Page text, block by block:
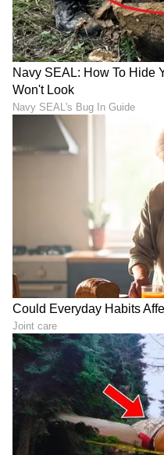
ಮುತುವರ್ಜಿ ತೆಗೆದುಕೊಳ್ಳಿ.
ಅದೃಷ್ಟ ಬಣ್ಣ: ಚಿನ್ನ
ಅದೃಷ್ಟ ಸಂಖ್ಯೆ: 1
13
Image Credit :OTHERS
ಕನ್ಯಾ ರಾಶಿ
ಬಿಡುವಿಲ್ಲದೇ ಕೆಲಸ
ಕುಟುಂಬದೊಂದಿಗೆ ಸಮಯ
ಕಚೇರಿಯಲ್ಲಿ
ಕಾಪಾಡಿಕೊಳ್ಳಿ.
ಮಾತನಾಡಿದ ನಂತ್ರವೇ